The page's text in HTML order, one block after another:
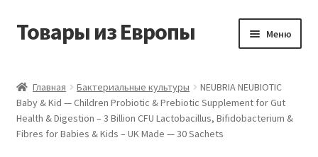
Перейти
Перейти
Товары из Европы Меню
Виды доставки
Главная Бактериальные культуры
NEUBRIA NEUBIOTIC
Baby & Kid — Children Probiotic & Prebiotic Supplement for Gut
Health & Digestion – 3 Billion CFU Lactobacillus, Bifidobacterium &
Fibres for Babies & Kids – UK Made — 30 Sachets